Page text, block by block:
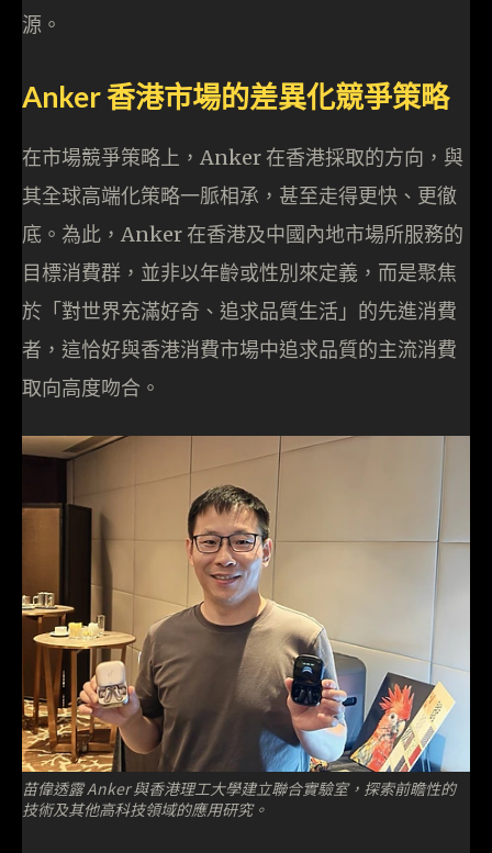
源。
Anker 香港市場的差異化競爭策略
在市場競爭策略上，Anker 在香港採取的方向，與
其全球高端化策略一脈相承，甚至走得更快、更徹
底。為此，Anker 在香港及中國內地市場所服務的
目標消費群，並非以年齡或性別來定義，而是聚焦
於「對世界充滿好奇、追求品質生活」的先進消費
者，這恰好與香港消費市場中追求品質的主流消費
取向高度吻合。
苗偉透露 Anker 與香港理工大學建立聯合實驗室，探索前瞻性的
技術及其他高科技領域的應用研究。